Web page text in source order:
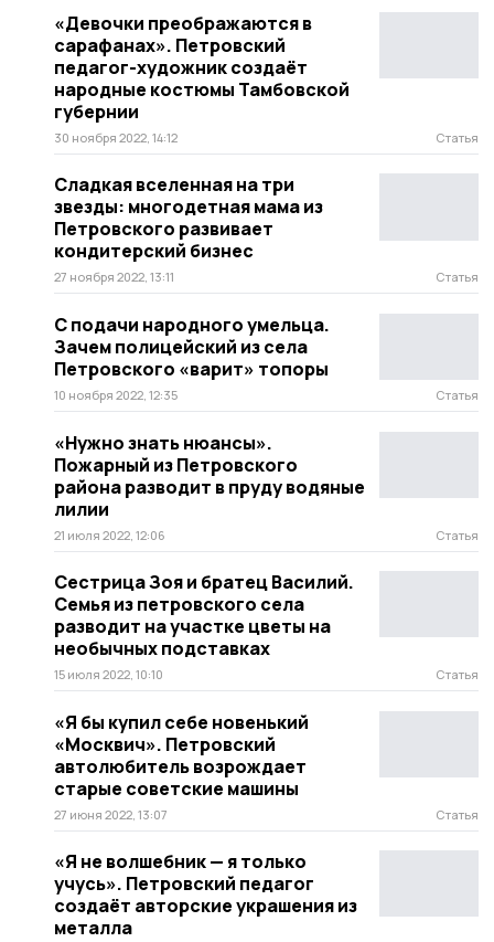
«Девочки преображаются в
сарафанах». Петровский
педагог-художник создаёт
народные костюмы Тамбовской
губернии
30 ноября 2022, 14:12 Статья
Сладкая вселенная на три
звезды: многодетная мама из
Петровского развивает
кондитерский бизнес
27 ноября 2022, 13:11 Статья
С подачи народного умельца.
Зачем полицейский из села
Петровского «варит» топоры
10 ноября 2022, 12:35 Статья
«Нужно знать нюансы».
Пожарный из Петровского
района разводит в пруду водяные
лилии
21 июля 2022, 12:06 Статья
Сестрица Зоя и братец Василий.
Семья из петровского села
разводит на участке цветы на
необычных подставках
15 июля 2022, 10:10 Статья
«Я бы купил себе новенький
«Москвич». Петровский
автолюбитель возрождает
старые советские машины
27 июня 2022, 13:07 Статья
«Я не волшебник — я только
учусь». Петровский педагог
создаёт авторские украшения из
металла